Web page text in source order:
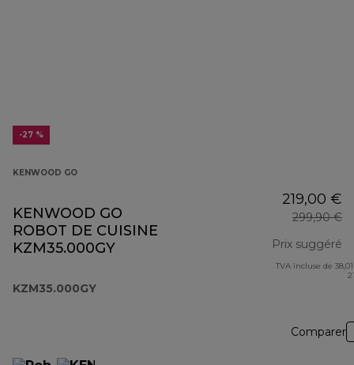
-27 %
KENWOOD GO
KENWOOD GO
ROBOT DE CUISINE
KZM35.000GY
KZM35.000GY
219,00 €
299,90 €
Prix suggéré
TVA incluse de
Comparer